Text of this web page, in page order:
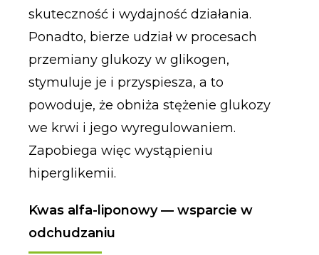
skuteczność i wydajność działania.
Ponadto, bierze udział w procesach
przemiany glukozy w glikogen,
stymuluje je i przyspiesza, a to
powoduje, że obniża stężenie glukozy
we krwi i jego wyregulowaniem.
Zapobiega więc wystąpieniu
hiperglikemii.
Kwas alfa-liponowy — wsparcie w
odchudzaniu